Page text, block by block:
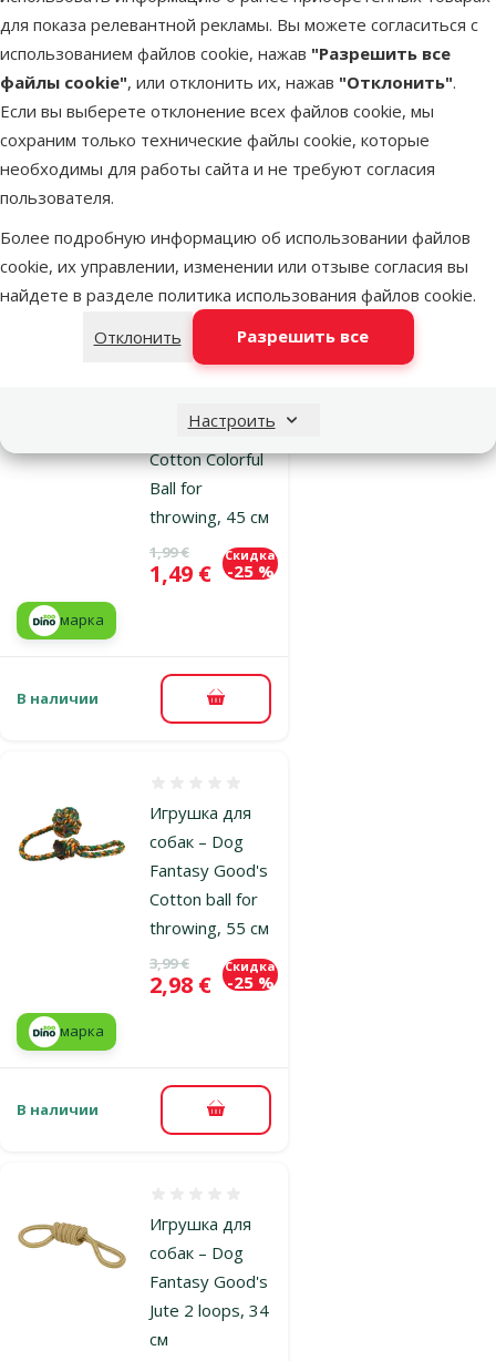
для показа релевантной рекламы. Вы можете согласиться с
использованием файлов cookie, нажав "Разрешить все
файлы cookie", или отклонить их, нажав "Отклонить".
Если вы выберете отклонение всех файлов cookie, мы
сохраним только технические файлы cookie, которые
необходимы для работы сайта и не требуют согласия
пользователя.
Более подробную информацию об использовании файлов
cookie, их управлении, изменении или отзыве согласия вы
найдете в разделе политика использования файлов cookie.
Отклонить
Разрешить все
Настроить
Cotton
Throwing Ball,
colored, 35 см
Исходная цена
1,99 €
Цена
1,49 €
Скидка
-25 %
марка
В наличии В корзину
Игрушка для
Fantasy Good's
Cotton Colorful
Ball for
throwing, 45 см
Оценка 0%
Исходная цена
1,99 €
Цена
1,49 €
Скидка
-25 %
марка
В наличии В корзину
Игрушка для
собак – Dog
Fantasy Good's
Cotton ball for
throwing, 55 см
Исходная цена
3,99 €
Цена
2,98 €
Скидка
-25 %
марка
В наличии В корзину
Игрушка для
собак – Dog
Fantasy Good's
Jute 2 loops, 34
см